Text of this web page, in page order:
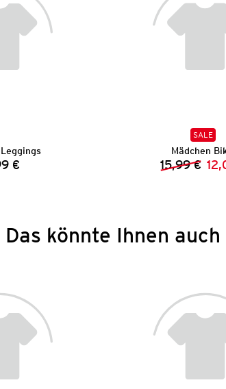
€
SALE
Mädchen
15,99 €
Das könnte Ihnen